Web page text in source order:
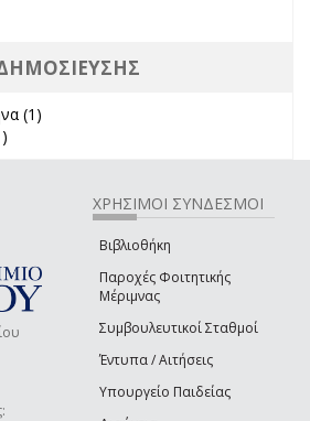
(1)
ΧΡΗΣΙΜΟΙ ΣΥΝΔΕΣΜΟΙ
Βιβλιοθήκη
Παροχές Φοιτητικής
Μέριμνας
Συμβουλευτικοί Σταθμοί
Έντυπα / Αιτήσεις
Υπουργείο Παιδείας